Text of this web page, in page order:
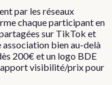
par les réseaux
chaque participant en
sur TikTok et
bien au-delà
200€ et un logo BDE
visibilité/prix pour